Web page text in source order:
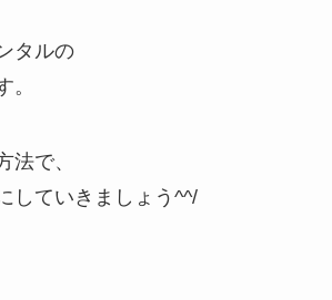
タルの
。
法で、
していきましょう^^/